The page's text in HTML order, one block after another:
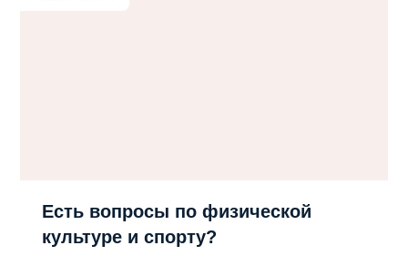
Есть вопросы по физической
культуре и спорту?